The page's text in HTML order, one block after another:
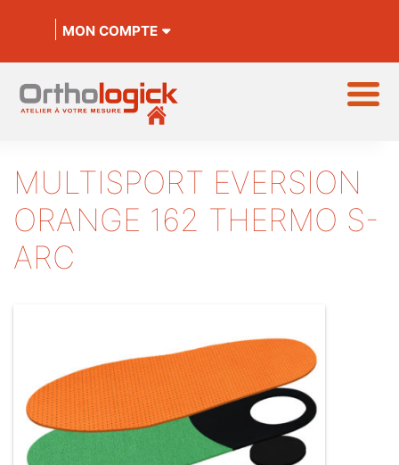
MON COMPTE
MULTISPORT EVERSION
ORANGE 162 THERMO S-
ARC